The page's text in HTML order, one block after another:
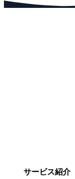
サービス紹介